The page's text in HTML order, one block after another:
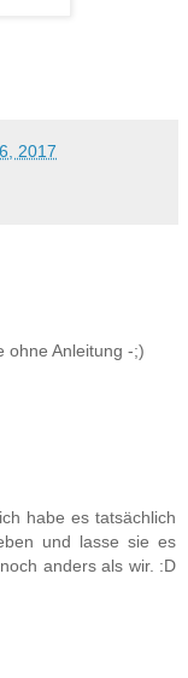
2017
ohne Anleitung -;)
habe es tatsächlich
und lasse sie es
anders als wir. :D